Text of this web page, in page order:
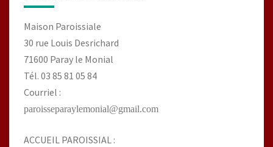
Maison Paroissiale
30 rue Louis Desrichard
71600 Paray le Monial
Tél. 03 85 81 05 84
Courriel :
paroisseparaylemonial@gmail.com
ACCUEIL PAROISSIAL :